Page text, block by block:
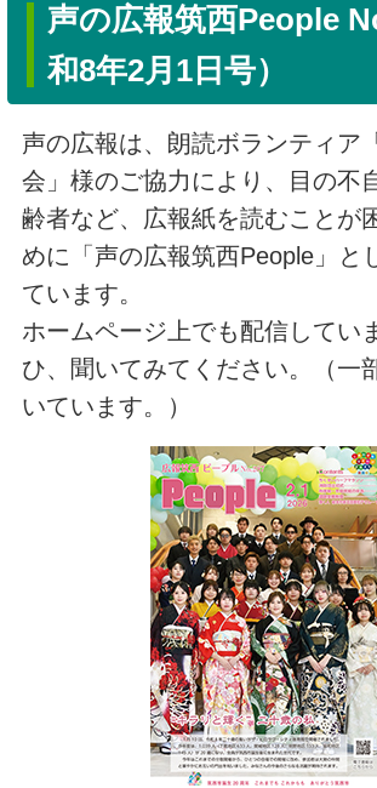
声の広報筑西People
和8年2月1日号）
声の広報は、朗読ボランティア
会」様のご協力により、目の不
齢者など、広報紙を読むことが
めに「声の広報筑西People」と
ています。
ホームページ上でも配信してい
ひ、聞いてみてください。（一
いています。）